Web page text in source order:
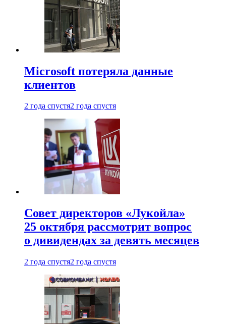
Microsoft потеряла данные
клиентов
2 года спустя2 года спустя
Совет директоров «Лукойла»
25 октября рассмотрит вопрос
о дивидендах за девять месяцев
2 года спустя2 года спустя